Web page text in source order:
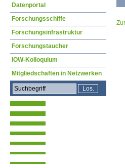
Datenportal
Forschungsschiffe
Forschungsinfrastruktur
Forschungstaucher
IOW-Kolloquium
Mitgliedschaften in Netzwerken